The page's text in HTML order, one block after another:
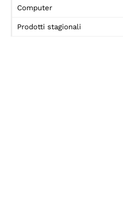
Computer
Prodotti stagionali